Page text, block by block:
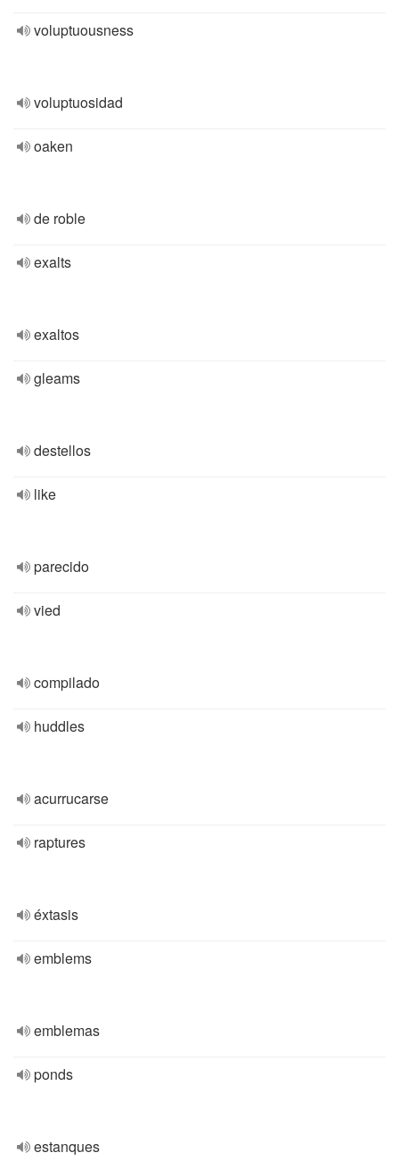
voluptuousness
voluptuosidad
oaken
de roble
exalts
exaltos
gleams
destellos
like
parecido
vied
compilado
huddles
acurrucarse
raptures
éxtasis
emblems
emblemas
ponds
estanques